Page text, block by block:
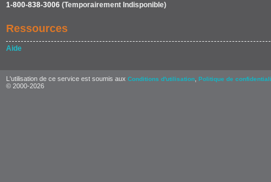
1-800-838-3006 (Temporairement Indisponible)
Ressources
Aide
L'utilisation de ce service est soumis aux Conditions d'utilisation Politique de
© 2000-2026